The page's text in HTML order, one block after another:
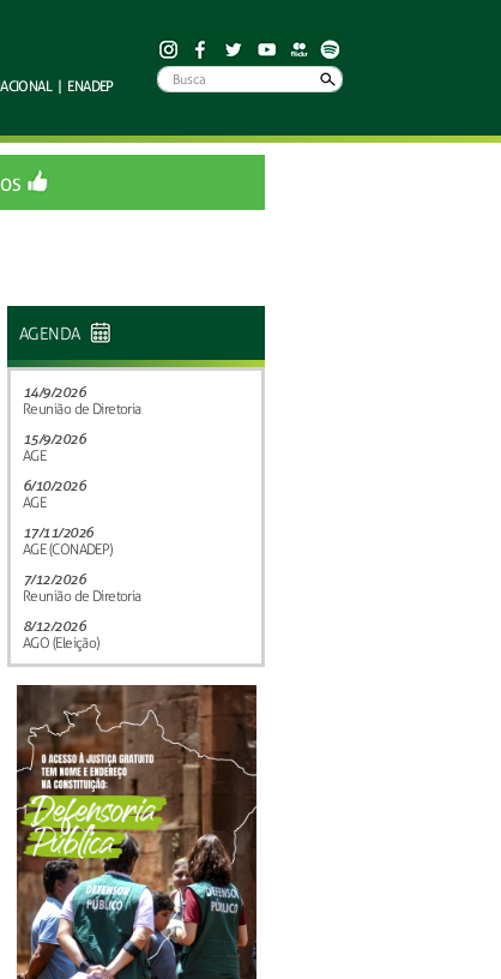
| ENADEP
AGENDA
14/9/2026
Reunião de Diretoria
15/9/2026
AGE
6/10/2026
AGE
17/11/2026
AGE (CONADEP)
7/12/2026
Reunião de Diretoria
8/12/2026
AGO (Eleição)